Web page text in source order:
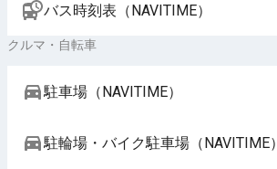
バス時刻表（NAVITIME）
クルマ・自転車
駐車場（NAVITIME）
駐輪場・バイク駐車場（NAVITIME）